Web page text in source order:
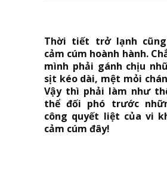
Thời tiết trở lạnh
cảm cúm hoành hành.
mình phải gánh chịu
sịt kéo dài, mệt mỏi
Vậy thì phải làm như
thể đối phó trước
công quyết liệt của vi
cảm cúm đây!